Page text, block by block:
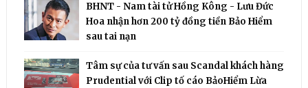
BHNT - Nam tài tử Hồng Kông - Lưu Đức
Hoa nhận hơn 200 tỷ đồng tiền Bảo Hiểm
sau tai nạn
Tâm sự của tư vấn sau Scandal khách hàng
Prudential với Clip tố cáo BảoHiểm Lừa